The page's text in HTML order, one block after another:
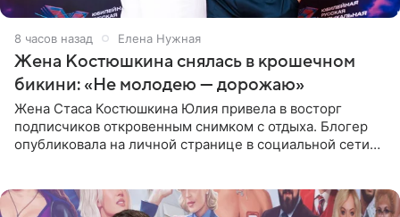
8 часов назад Елена Нужная
Жена Костюшкина снялась в крошечном
бикини: «Не молодею — дорожаю»
Жена Стаса Костюшкина Юлия привела в восторг
подписчиков откровенным снимком с отдыха. Блогер
опубликовала на личной странице в социальной сети